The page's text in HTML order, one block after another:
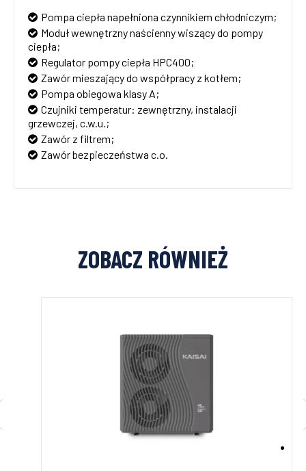
Pompa ciepła napełniona czynnikiem chłodniczym;
Moduł wewnętrzny naścienny wiszący do pompy
ciepła;
Regulator pompy ciepła HPC400;
Zawór mieszający do współpracy z kotłem;
Pompa obiegowa klasy A;
Czujniki temperatur: zewnętrzny, instalacji
grzewczej, c.w.u.;
Zawór z filtrem;
Zawór bezpieczeństwa c.o.
ZOBACZ RÓWNIEŻ